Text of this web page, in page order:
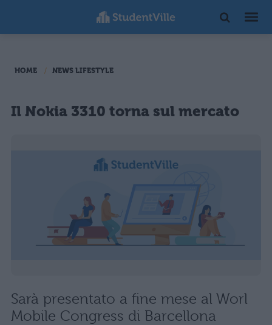
HOME NEWS LIFESTYLE
Il Nokia 3310 torna sul mercato
Sarà presentato a fine mese al Worl
Mobile Congress di Barcellona